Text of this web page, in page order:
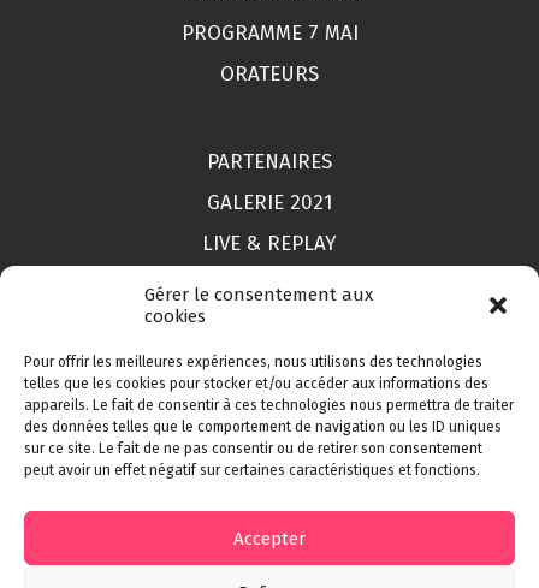
Gérer le consentement aux
cookies
Pour offrir les meilleures expériences, nous utilisons des technologies
telles que les cookies pour stocker et/ou accéder aux informations des
appareils. Le fait de consentir à ces technologies nous permettra de traiter
des données telles que le comportement de navigation ou les ID uniques
sur ce site. Le fait de ne pas consentir ou de retirer son consentement
peut avoir un effet négatif sur certaines caractéristiques et fonctions.
Accepter
PROGRAMME 7 MAI
ORATEURS
PARTENAIRES
GALERIE 2021
LIVE & REPLAY
MON COMPTE
LIEU
CONTACT
INSCRIPTION